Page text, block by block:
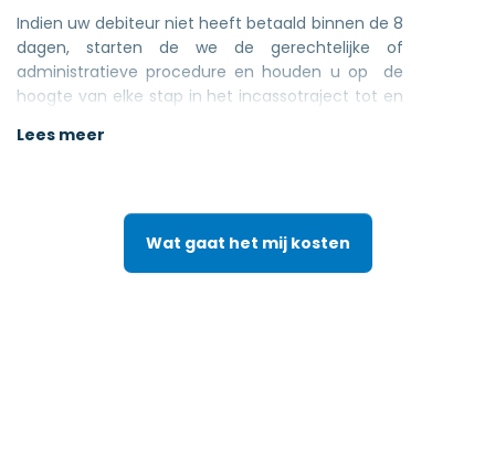
Indien uw debiteur niet heeft betaald binnen de 8
dagen, starten de we de gerechtelijke of
administratieve procedure en houden u op de
hoogte van elke stap in het incassotraject tot en
gerechtsdeurwaarder.
U betaalt dus verder
en ontvangt
Lees meer
Wat gaat het mij kosten